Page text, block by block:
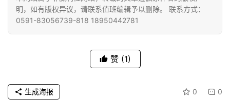
专
善
明，如有版权异议，请联系值班编辑予以删除。 联系方式：
0591-83056739-818 18950442781
赞 (1)
0 0
生成海报